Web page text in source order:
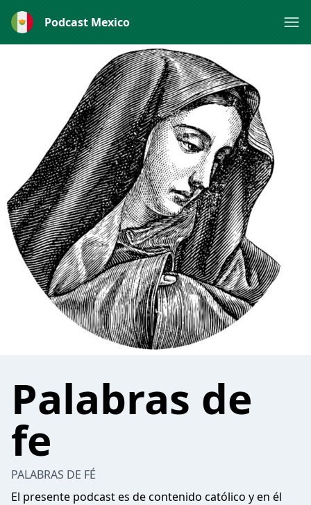
Podcast Mexico
Palabras de
fe
PALABRAS DE FÉ
El presente podcast es de contenido católico y en él